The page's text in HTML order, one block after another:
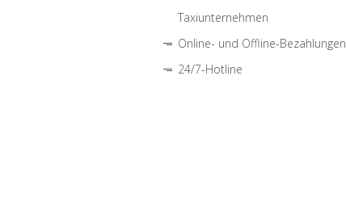
Taxiunternehmen
Online- und Offline-Bezahlungen
24/7-Hotline